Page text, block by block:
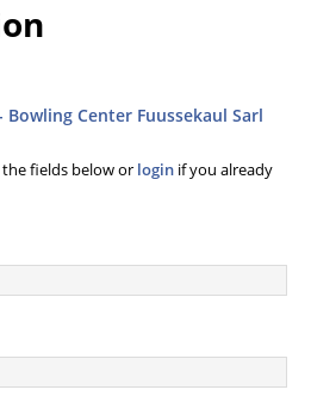
Center Fuussekaul Sarl
fields below or login if you already